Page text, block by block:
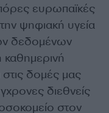
ευρωπαϊκές
ψηφιακή υγεία
δεδομένων
στις δομές μας
διεθνείς
στον